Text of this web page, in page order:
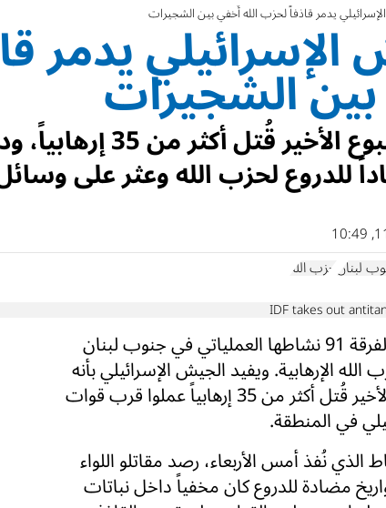
يدمر قاذفاً لحزب الله أُخفي بين الشجيرات يدمرالشجيراتخلال الأسبوع
للدروع لحزب الله وعثر على
لبنان حزب الله
IDF takes out
تواصل قوات الفرقة 91 نشاطها العملياتي في جنوب لبنان
الإرهابية. ويفيد الجيش الإسرائيلي بأنه
خلال الأسبوع الأخير قُتل أكثر من 35 إرهابياً عملوا قرب قوات
في المنطقة.
الذي نُفذ أمس الأربعاء، رصد مقاتلو اللواء
مضادة للدروع كان مخفياً داخل نباتات